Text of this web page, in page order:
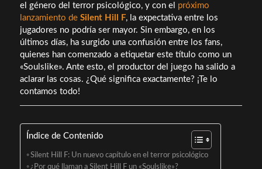
el género del terror psicológico, y con el próximo
lanzamiento de Silent Hill F, la expectativa entre los
jugadores no podría ser mayor. Sin embargo, en los
últimos días, ha surgido una confusión entre los fans,
quienes han comenzado a etiquetar este título como un
«Soulslike». Ante esto, el productor del juego ha salido a
aclarar las cosas. ¿Qué significa exactamente? ¡Te lo
contamos todo!
Índice de Contenido
Silent Hill F: Un nuevo capítulo en el terror psicológico
¿Por qué llaman a Silent Hill F un «Soulslike»?